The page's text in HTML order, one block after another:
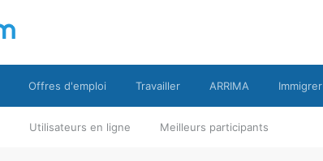
Utilisateurs en ligne Meilleurs participants
Offres d'emploi Travailler ARRIMA Immigrer